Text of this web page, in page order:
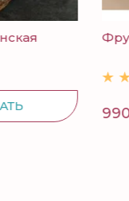
990 грн.